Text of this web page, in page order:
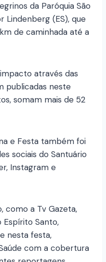
da Paróquia São
Lindenberg (ES), que
de caminhada até a
através das
publicadas neste
somam mais de 52
e Festa também foi
sociais do Santuário
Instagram e
como a Tv Gazeta,
Espírito Santo,
nesta festa,
com a cobertura